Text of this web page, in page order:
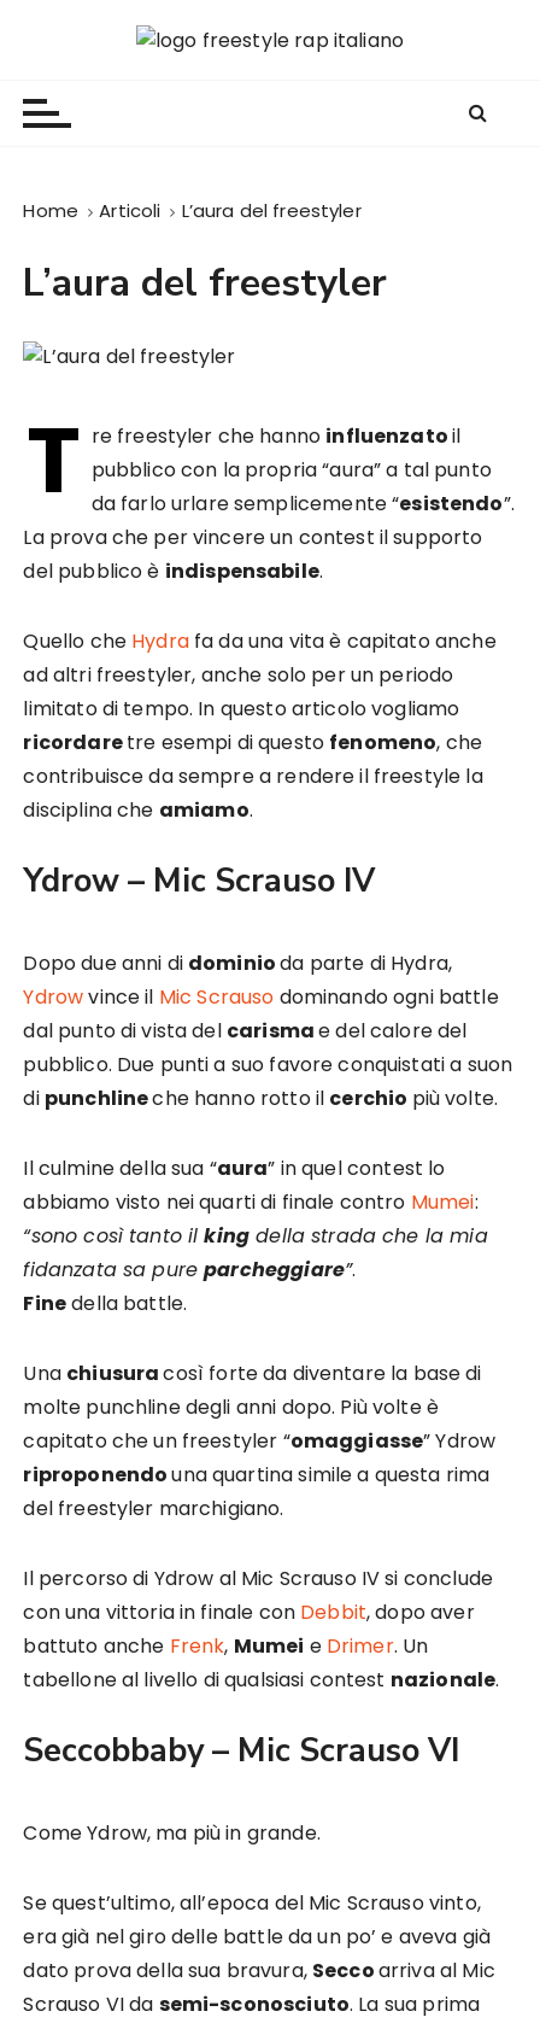
Home Articoli L’aura del freestyler
L’aura del freestyler
T re freestyler che hanno influenzatoil
pubblico con la propria “aura” a tal punto
da farlo urlare semplicemente “esistendo”.
La prova che per vincere un contest il supporto
del pubblico è indispensabile.
Quello che Hydra fa da una vita è capitato anche
ad altri freestyler, anche solo per un periodo
limitato di tempo. In questo articolo vogliamo
ricordaretre esempi di questo fenomeno, che
contribuisce da sempre a rendere il freestyle la
disciplina che amiamo.
Ydrow – Mic Scrauso IV
Dopo due anni di dominioda parte di Hydra,
Ydrowvince il Mic Scrauso dominando ogni battle
dal punto di vista del carismae del calore del
pubblico. Due punti a suo favore conquistati a suon
di punchlineche hanno rotto il cerchio più volte.
Il culmine della sua “aura” in quel contest lo
abbiamo visto nei quarti di finale contro Mumei:
“sono così tanto ilking della strada che la mia
fidanzata sa pureparcheggiare”.
Finedella battle.
Una chiusuracosì forte da diventare la base di
molte punchline degli anni dopo. Più volte è
capitato che un freestyler “omaggiasse” Ydrow
riproponendouna quartina simile a questa rima
del freestyler marchigiano.
Il percorso di Ydrow al Mic Scrauso IV si conclude
con una vittoria in finale con Debbit, dopo aver
battuto anche Frenk, Mumei e Drimer. Un
tabellone al livello di qualsiasi contest nazionale.
Seccobbaby – Mic Scrauso VI
Come Ydrow, ma più in grande.
Se quest’ultimo, all’epoca del Mic Scrauso vinto,
era già nel giro delle battle da un po’ e aveva già
dato prova della sua bravura, Seccoarriva al Mic
Scrauso VI da semi-sconosciuto. La sua prima